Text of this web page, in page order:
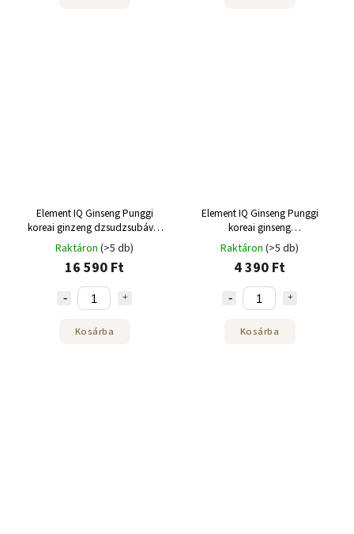
Element IQ Ginseng Punggi
koreai ginzeng dzsudzsubával
300 g
Raktáron (>5 db)
16 590 Ft
Kosárba
Element IQ Ginseng Punggi
koreai ginseng
zsidótövisbogyóval 20 x 3 g
Raktáron (>5 db)
4 390 Ft
Kosárba